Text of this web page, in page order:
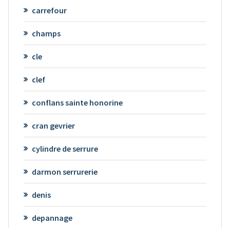
carrefour
champs
cle
clef
conflans sainte honorine
cran gevrier
cylindre de serrure
darmon serrurerie
denis
depannage